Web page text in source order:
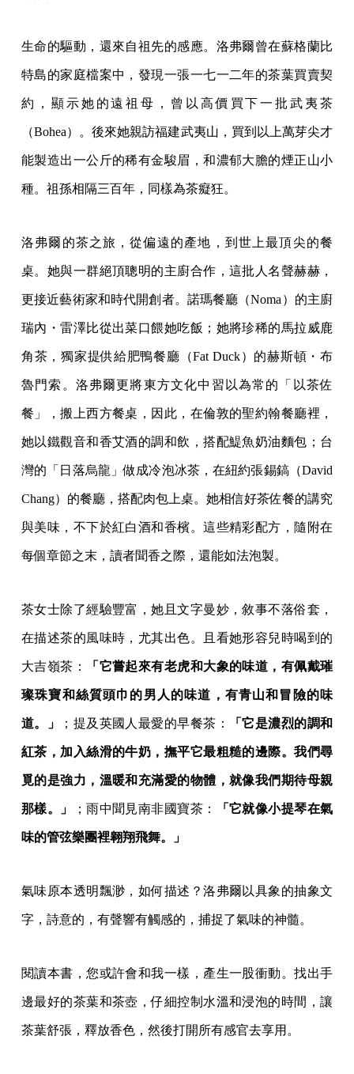
生命的驅動，還來自祖先的感應。洛弗爾曾在蘇格蘭比
特島的家庭檔案中，發現一張一七一二年的茶葉買賣契
約，顯示她的遠祖母，曾以高價買下一批武夷茶
（Bohea）。後來她親訪福建武夷山，買到以上萬芽尖才
能製造出一公斤的稀有金駿眉，和濃郁大膽的煙正山小
種。祖孫相隔三百年，同樣為茶癡狂。
洛弗爾的茶之旅，從偏遠的產地，到世上最頂尖的餐
桌。她與一群絕頂聰明的主廚合作，這批人名聲赫赫，
更接近藝術家和時代開創者。諾瑪餐廳（Noma）的主廚
瑞內・雷澤比從出菜口餵她吃飯；她將珍稀的馬拉威鹿
角茶，獨家提供給肥鴨餐廳（Fat Duck）的赫斯頓・布
魯門索。洛弗爾更將東方文化中習以為常的「以茶佐
餐」，搬上西方餐桌，因此，在倫敦的聖約翰餐廳裡，
她以鐵觀音和香艾酒的調和飲，搭配鯷魚奶油麵包；台
灣的「日落烏龍」做成冷泡冰茶，在紐約張錫鎬（David
Chang）的餐廳，搭配肉包上桌。她相信好茶佐餐的講究
與美味，不下於紅白酒和香檳。這些精彩配方，隨附在
每個章節之末，讀者聞香之際，還能如法泡製。
茶女士除了經驗豐富，她且文字曼妙，敘事不落俗套，
在描述茶的風味時，尤其出色。且看她形容兒時喝到的
大吉嶺茶： 「它嘗起來有老虎和大象的味道，有佩戴璀
璨珠寶和絲質頭巾的男人的味道，有青山和冒險的味
道。」 ；提及英國人最愛的早餐茶： 「它是濃烈的調和
紅茶，加入絲滑的牛奶，撫平它最粗糙的邊際。我們尋
覓的是強力，溫暖和充滿愛的物體，就像我們期待母親
那樣。」 ；雨中聞見南非國寶茶： 「它就像小提琴在氣
味的管弦樂團裡翱翔飛舞。」
氣味原本透明飄渺，如何描述？洛弗爾以具象的抽象文
字，詩意的，有聲響有觸感的，捕捉了氣味的神髓。
閱讀本書，您或許會和我一樣，產生一股衝動。找出手
邊最好的茶葉和茶壺，仔細控制水溫和浸泡的時間，讓
茶葉舒張，釋放香色，然後打開所有感官去享用。